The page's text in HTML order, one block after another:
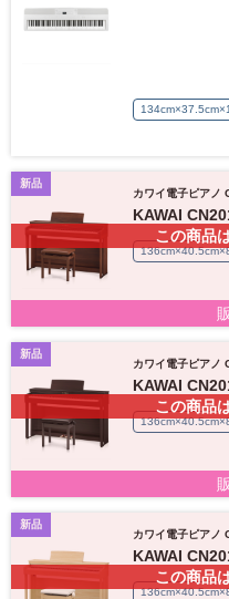
この商品
新品
カワイ電子ピアノ
KAWAI
この商品
新品
カワイ電子ピアノ
KAWAI
この商品
新品
カワイ電子ピアノ
KAWAI